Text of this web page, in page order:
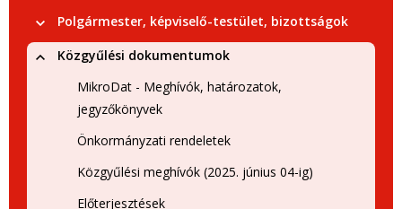
Polgármester, képviselő-testület, bizottságok
Közgyűlési dokumentumok
MikroDat - Meghívók, határozatok,
jegyzőkönyvek
Önkormányzati rendeletek
Közgyűlési meghívók (2025. június 04-ig)
Előterjesztések